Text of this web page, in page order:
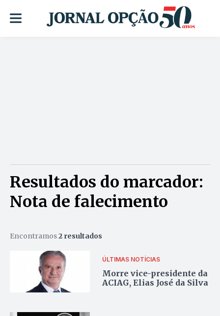
Resultados do marcador:
Nota de falecimento
Encontramos2 resultados
ÚLTIMAS NOTÍCIAS
Morre vice-presidente da
ACIAG, Elias José da Silva